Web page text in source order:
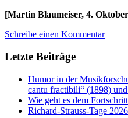
[Martin Blaumeiser, 4.
Schreibe einen Kommentar
Letzte Beiträge
Humor in der
cantu fractibili“ (1898)
Wie geht es dem
Richard-Strauss-Tage